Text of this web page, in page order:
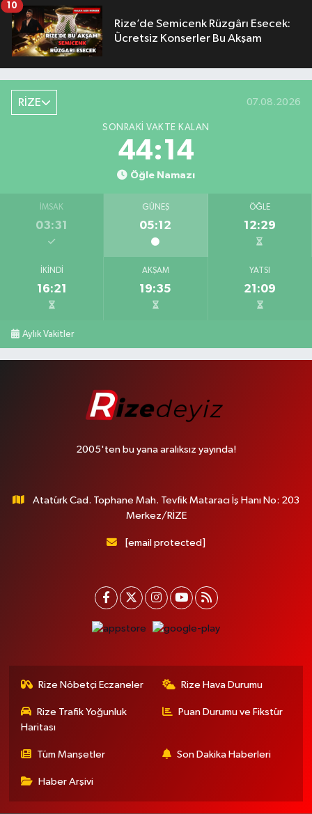
Rize’de Semicenk Rüzgârı Esecek:
Ücretsiz Konserler Bu Akşam
10
RİZE 07.08.2026
SONRAKI VAKTE KALAN
44:14
Öğle Namazı
İMSAK
03:31
GÜNEŞ
05:12
ÖĞLE
12:29
İKINDI
16:21
AKŞAM
19:35
YATSI
21:09
Aylık Vakitler
2005'ten bu yana aralıksız yayında!
Atatürk Cad. Tophane Mah. Tevfik Mataracı İş Hanı No: 203
Merkez/RİZE
[email protected]
Rize Nöbetçi Eczaneler Rize Hava Durumu
Rize Trafik Yoğunluk
Haritası
Puan Durumu ve Fikstür
Tüm Manşetler Son Dakika Haberleri
Haber Arşivi